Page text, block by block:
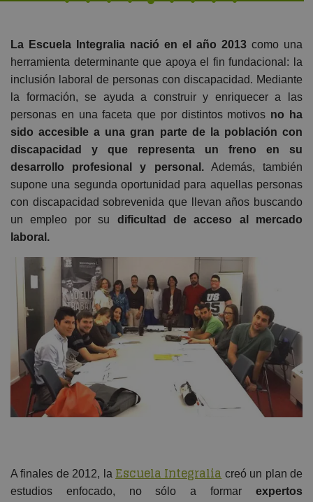
La Escuela Integralia nació en el año 2013 como una
herramienta determinante que apoya el fin fundacional: la
inclusión laboral de personas con discapacidad. Mediante
la formación, se ayuda a construir y enriquecer a las
personas en una faceta que por distintos motivos no ha
sido accesible a una gran parte de la población con
discapacidad
y que representa un freno en su
desarrollo profesional y personal.Además, también
supone una segunda oportunidad para aquellas personas
con discapacidad sobrevenida que llevan años buscando
un empleo por su dificultad de acceso al mercado
laboral.
A finales de 2012, la Escuela Integralia creó un plan de
estudios enfocado, no sólo a formar expertos